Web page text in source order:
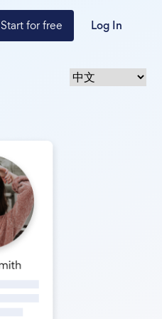
Start for free Log In